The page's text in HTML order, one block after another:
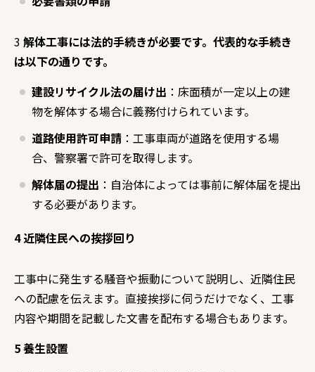
3 解体工事には法的手続きが必要です。代表的な手続き
は以下の通りです。
建設リサイクル法の届け出 ：床面積が一定以上の建
物を解体する場合に義務付けられています。
道路使用許可申請 ：工事車両が道路を使用する場
合、警察署で許可を取得します。
解体届の提出 ：自治体によっては事前に解体届を提出
する必要があります。
4 近隣住民への挨拶回り
工事中に発生する騒音や振動について説明し、近隣住民
への配慮を伝えます。直接挨拶に伺うだけでなく、工事
内容や期間を記載した文書を配布する場合もあります。
5 養生設置